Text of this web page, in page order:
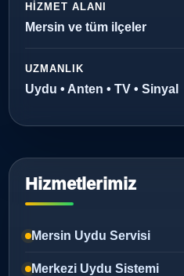
HIZMET ALANI
Mersin ve tüm ilçeler
UZMANLIK
Uydu • Anten • TV • Sinyal
Hizmetlerimiz
Mersin Uydu Servisi
Merkezi Uydu Sistemi